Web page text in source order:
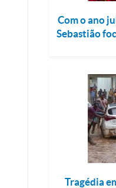
Com o ano
Sebastião
Tragédia